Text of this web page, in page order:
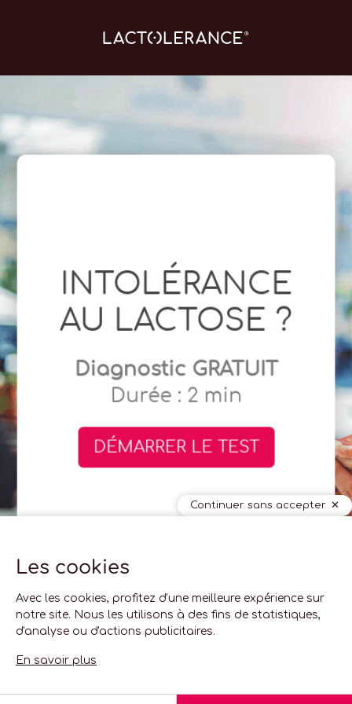
Continuer sans accepter
Les cookies
Avec les cookies, profitez d'une meilleure expérience sur
notre site. Nous les utilisons à des fins de statistiques,
d'analyse ou d'actions publicitaires.
En savoir plus